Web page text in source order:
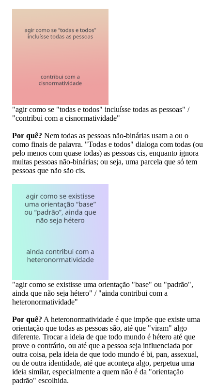
"agir como se "todas e todos" incluísse todas as pessoas" /
"contribui com a cisnormatividade"
Por quê? Nem todas as pessoas não-binárias usam a ou o
como finais de palavra. "Todas e todos" dialoga com todas (ou
pelo menos com quase todas) as pessoas cis, enquanto ignora
muitas pessoas não-binárias; ou seja, uma parcela que só tem
pessoas que não são cis.
"agir como se existisse uma orientação "base" ou "padrão",
ainda que não seja hétero" / "ainda contribui com a
heteronormatividade"
Por quê? A heteronormatividade é que impõe que existe uma
orientação que todas as pessoas são, até que "viram" algo
diferente. Trocar a ideia de que todo mundo é hétero até que
prove o contrário, ou até que a pessoa seja influenciada por
outra coisa, pela ideia de que todo mundo é bi, pan, assexual,
ou de outra identidade, até que aconteça algo, perpetua uma
ideia similar, especialmente a quem não é da "orientação
padrão" escolhida.